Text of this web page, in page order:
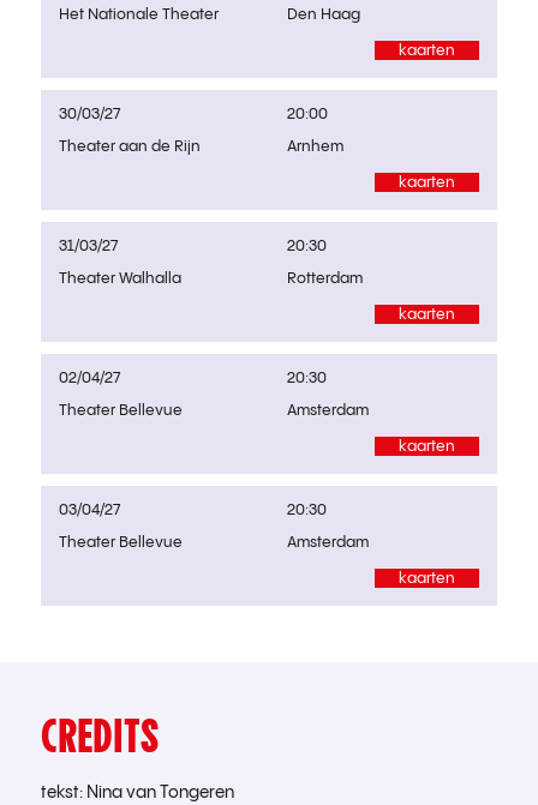
Het Nationale Theater Den Haag
kaarten
30/03/27 20:00
Theater aan de Rijn Arnhem
kaarten
31/03/27 20:30
Theater Walhalla Rotterdam
kaarten
02/04/27 20:30
Theater Bellevue Amsterdam
kaarten
03/04/27 20:30
Theater Bellevue Amsterdam
kaarten
CREDITS
tekst: Nina van Tongeren